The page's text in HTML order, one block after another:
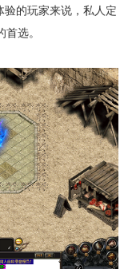
的玩家来说，私人定
选。